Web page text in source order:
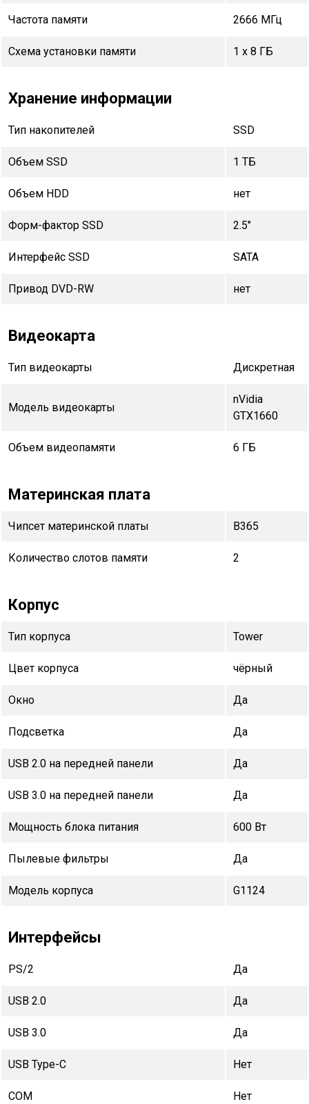
Частота памяти 2666 МГц
Схема установки памяти 1 x 8 ГБ
Хранение информации
Тип накопителей SSD
Объем SSD 1 TБ
Объем HDD нет
Форм-фактор SSD 2.5"
Интерфейс SSD SATA
Привод DVD-RW нет
Видеокарта
Тип видеокарты Дискретная
Модель видеокарты
nVidia
GTX1660
Объем видеопамяти 6 ГБ
Материнская плата
Чипсет материнской платы B365
Количество слотов памяти 2
Корпус
Тип корпуса Tower
Цвет корпуса чёрный
Окно Да
Подсветка Да
USB 2.0 на передней панели Да
USB 3.0 на передней панели Да
Мощность блока питания 600 Вт
Пылевые фильтры Да
Модель корпуса G1124
Интерфейсы
PS/2 Да
USB 2.0 Да
USB 3.0 Да
USB Type-C Нет
COM Нет